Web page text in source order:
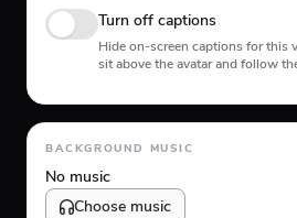
Turn off captions
Hide on-screen captions for this
sit above the avatar and follow
Animation type
BACKGROUND MUSIC
No music
Choose music